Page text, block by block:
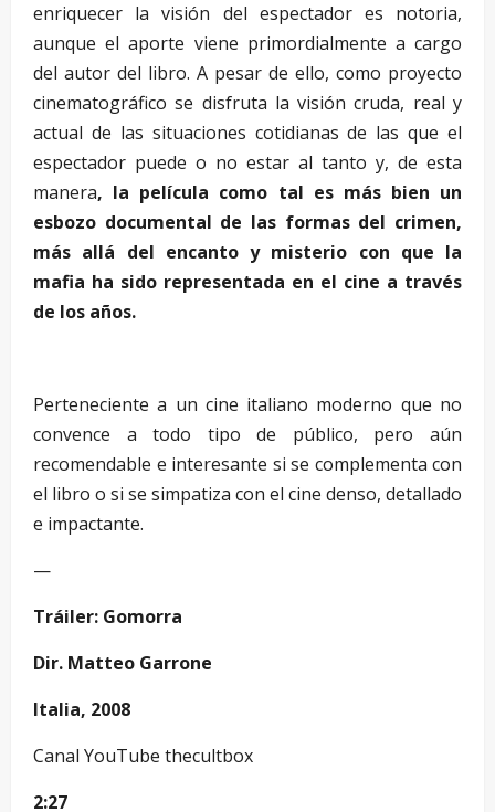
enriquecer la visión del espectador es notoria,
aunque el aporte viene primordialmente a cargo
del autor del libro. A pesar de ello, como proyecto
cinematográfico se disfruta la visión cruda, real y
actual de las situaciones cotidianas de las que el
espectador puede o no estar al tanto y, de esta
manera, la película como tal es más bien un
esbozo documental de las formas del crimen,
más allá del encanto y misterio con que la
mafia ha sido representada en el cine a través
de los años.
Perteneciente a un cine italiano moderno que no
convence a todo tipo de público, pero aún
recomendable e interesante si se complementa con
el libro o si se simpatiza con el cine denso, detallado
e impactante.
—
Tráiler: Gomorra
Dir. Matteo Garrone
Italia, 2008
Canal YouTube thecultbox
2:27